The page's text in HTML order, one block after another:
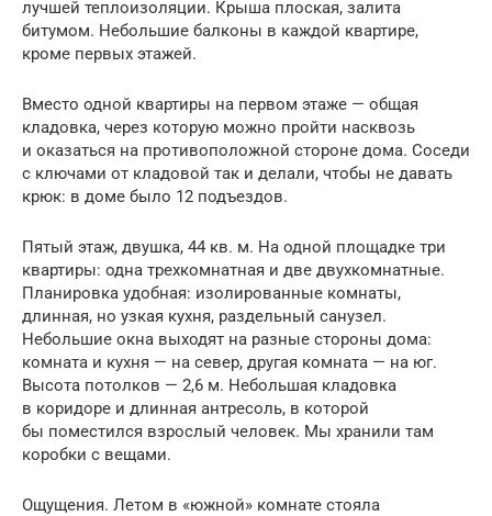
лучшей теплоизоляции. Крыша плоская, залита
битумом. Небольшие балконы в каждой квартире,
кроме первых этажей.
Вместо одной квартиры на первом этаже — общая
кладовка, через которую можно пройти насквозь
и оказаться на противоположной стороне дома. Соседи
с ключами от кладовой так и делали, чтобы не давать
крюк: в доме было 12 подъездов.
Пятый этаж, двушка, 44 кв. м. На одной площадке три
квартиры: одна трехкомнатная и две двухкомнатные.
Планировка удобная: изолированные комнаты,
длинная, но узкая кухня, раздельный санузел.
Небольшие окна выходят на разные стороны дома:
комната и кухня — на север, другая комната — на юг.
Высота потолков — 2,6 м. Небольшая кладовка
в коридоре и длинная антресоль, в которой
бы поместился взрослый человек. Мы хранили там
коробки с вещами.
Ощущения. Летом в «южной» комнате стояла